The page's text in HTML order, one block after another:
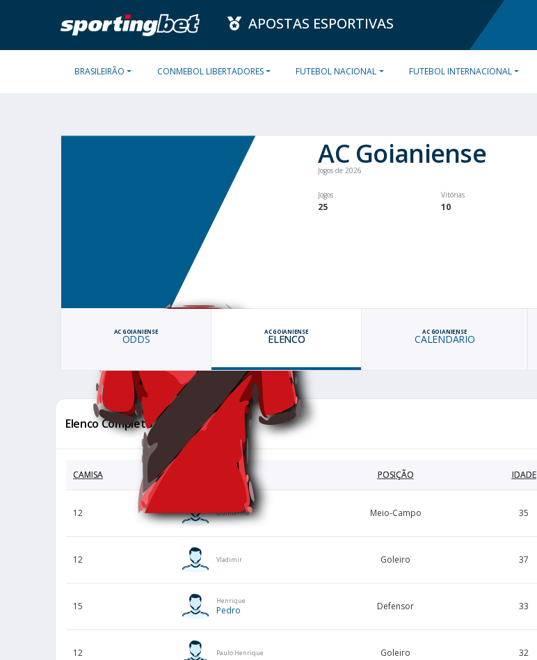
APOSTAS ESPORTIVAS
BRASILEIRÃO CONMEBOL LIBERTADORES FUTEBOL NACIONAL FUTEBOL INTERNACIONAL
AC Goianiense
Jogos de 2026
Jogos
25
Vitórias
10
AC GOIANIENSE
ODDS
AC GOIANIENSE
ELENCO
AC GOIANIENSE
CALENDÁRIO
Elenco Completo
CAMISA POSIÇÃO IDADE
12 Guilherme Meio-Campo 35
12 Vladimir Goleiro 37
15 Henrique
Pedro Defensor 33
12 Paulo Henrique Goleiro 32